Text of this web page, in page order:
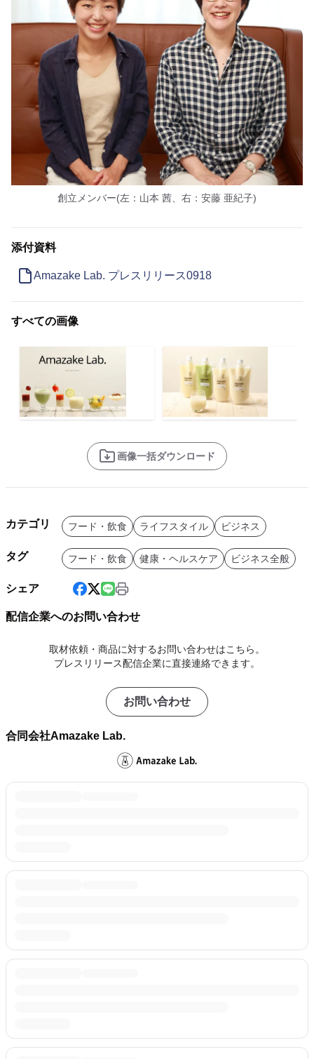
創立メンバー(左：山本 茜、右：安藤 亜紀子)
添付資料
Amazake Lab. プレスリリース0918
すべての画像
画像一括ダウンロード
カテゴリ フード・飲食 ライフスタイル ビジネス
タグ フード・飲食 健康・ヘルスケア ビジネス全般
シェア
配信企業へのお問い合わせ
取材依頼・商品に対するお問い合わせはこちら。
プレスリリース配信企業に直接連絡できます。
お問い合わせ
合同会社Amazake Lab.